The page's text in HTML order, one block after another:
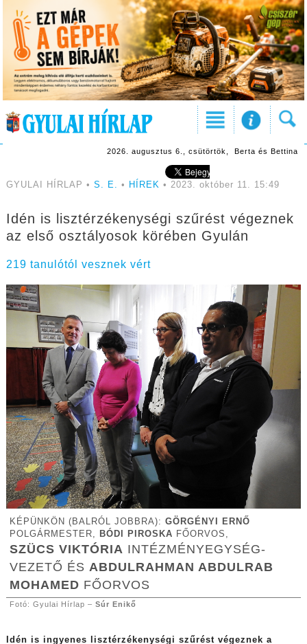
2026. augusztus 6., csütörtök, Berta és Bettina
GYULAI HÍRLAP • S. E. • HÍREK • 2023. október 11. 15:49
Idén is lisztérzékenységi szűrést végeznek
az első osztályosok körében Gyulán
219 tanulótól vesznek vért
KÉPÜNKÖN (BALRÓL JOBBRA): GÖRGÉNYI ERNŐ
POLGÁRMESTER,
BÓDI PIROSKA FŐORVOS,
SZÜCS VIKTÓRIA INTÉZMÉNYEGYSÉG-
VEZETŐ ÉS ABDULRAHMAN ABDULRAB
MOHAMED FŐORVOS
Fotó: Gyulai Hírlap – Súr Enikő
Idén is ingyenes lisztérzékenységi szűrést végeznek a